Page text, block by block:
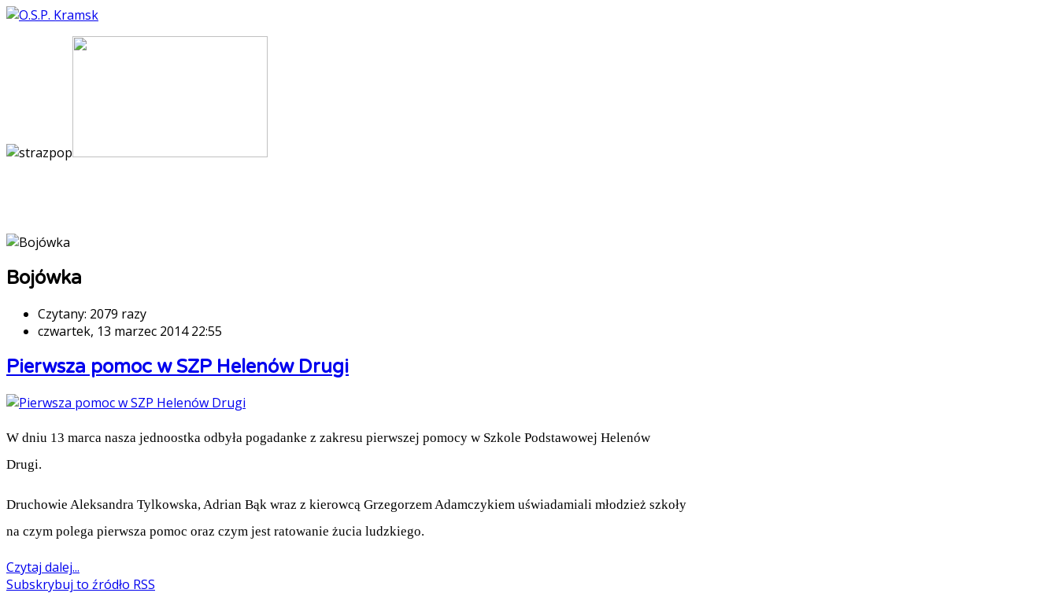
Bojówka
Czytany: 2079 razy
czwartek, 13 marzec 2014 22:55
Pierwsza pomoc w SZP Helenów Drugi
W dniu 13 marca nasza jednoostka odbyła pogadanke z zakresu pierwszej pomocy w Szkole Podstawowej Helenów
Drugi.
Druchowie Aleksandra Tylkowska, Adrian Bąk wraz z kierowcą Grzegorzem Adamczykiem uświadamiali młodzież szkoły
na czym polega pierwsza pomoc oraz czym jest ratowanie żucia ludzkiego.
Czytaj dalej...
Subskrybuj to źródło RSS